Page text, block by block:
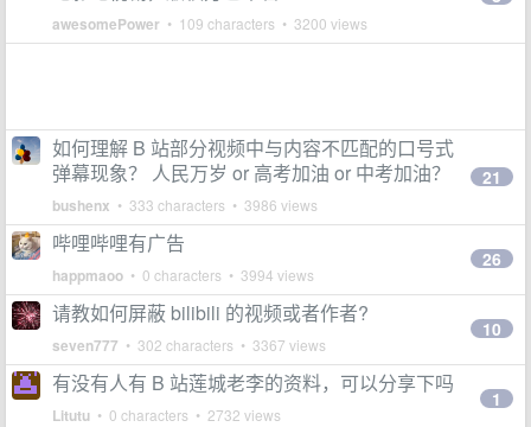
awesomePower • 109 characters • 3200 views
如何理解 B 站部分视频中与内容不匹配的口号式
弹幕现象？ 人民万岁 or 高考加油 or 中考加油？
bushenx • 333 characters • 3986 views
21
哔哩哔哩有广告
happmaoo • 0 characters • 3994 views
26
请教如何屏蔽 bilibili 的视频或者作者?
seven777 • 302 characters • 3367 views
10
有没有人有 B 站莲城老李的资料，可以分享下吗
Litutu • 0 characters • 2732 views
1